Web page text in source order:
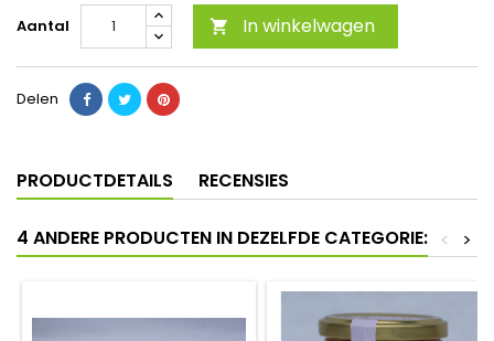
Aantal  In winkelwagen
Delen
PRODUCTDETAILS RECENSIES
4 ANDERE PRODUCTEN IN DEZELFDE CATEGORIE: >
<